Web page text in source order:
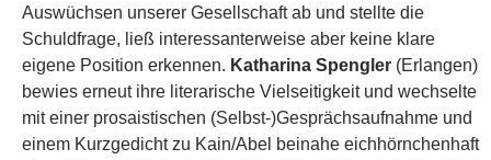
Auswüchsen unserer Gesellschaft ab und stellte die
Schuldfrage, ließ interessanterweise aber keine klare
eigene Position erkennen. Katharina Spengler (Erlangen)
bewies erneut ihre literarische Vielseitigkeit und wechselte
mit einer prosaistischen (Selbst-)Gesprächsaufnahme und
einem Kurzgedicht zu Kain/Abel beinahe eichhörnchenhaft